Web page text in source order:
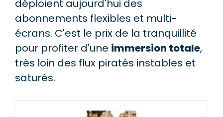
déploient aujourd'hui des
abonnements flexibles et multi-
écrans. C'est le prix de la tranquillité
pour profiter d'une immersion totale,
très loin des flux piratés instables et
saturés.